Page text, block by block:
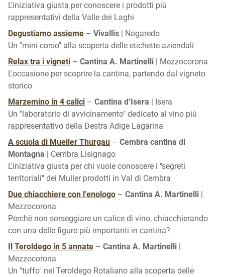
L'iniziativa giusta per conoscere i prodotti più
rappresentativi della Valle dei Laghi
Degustiamo assieme – Vivallis | Nogaredo
Un "mini-corso" alla scoperta delle etichette aziendali
Relax tra i vigneti – Cantina A. Martinelli | Mezzocorona
L'occasione per scoprire la cantina, partendo dal vigneto
storico
Marzemino in 4 calici – Cantina d’Isera | Isera
Un "laboratorio di avvicinamento" dedicato al vino più
rappresentativo della Destra Adige Lagarina
A scuola di Mueller Thurgau – Cembra cantina di
Montagna | Cembra Lisignago
L'iniziativa giusta per chi vuole conoscere i "segreti
territoriali" dei Muller prodotti in Val di Cembra
Due chiacchiere con l’enologo – Cantina A. Martinelli |
Mezzocorona
Perchè non sorseggiare un calice di vino, chiacchierando
con una delle figure più importanti in cantina?
Il Teroldego in 5 annate – Cantina A. Martinelli |
Mezzocorona
Un "tuffo" nel Teroldego Rotaliano alla scoperta delle